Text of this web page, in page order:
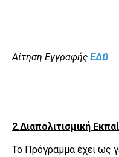
Αίτηση Εγγραφής ΕΔΩ
2.Διαπολιτισμική
Το Πρόγραμμα έχει ως